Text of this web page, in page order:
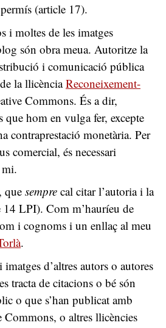
(article 17).
i moltes de les imatges
són obra meua. Autoritze la
i comunicació pública
la llicènciaReconeixement-
Commons. És a dir,
que hom en vulga fer, excepte
contraprestació monetària. Per
comercial, és necessari
mi.
quesempre cal citar l’autoria i la
LPI). Com m’hauríeu de
i cognoms i un enllaç al meu
.
d’altres autors o autores
tracta de citacions o bé són
o que s’han publicat amb
Commons, o altres llicències